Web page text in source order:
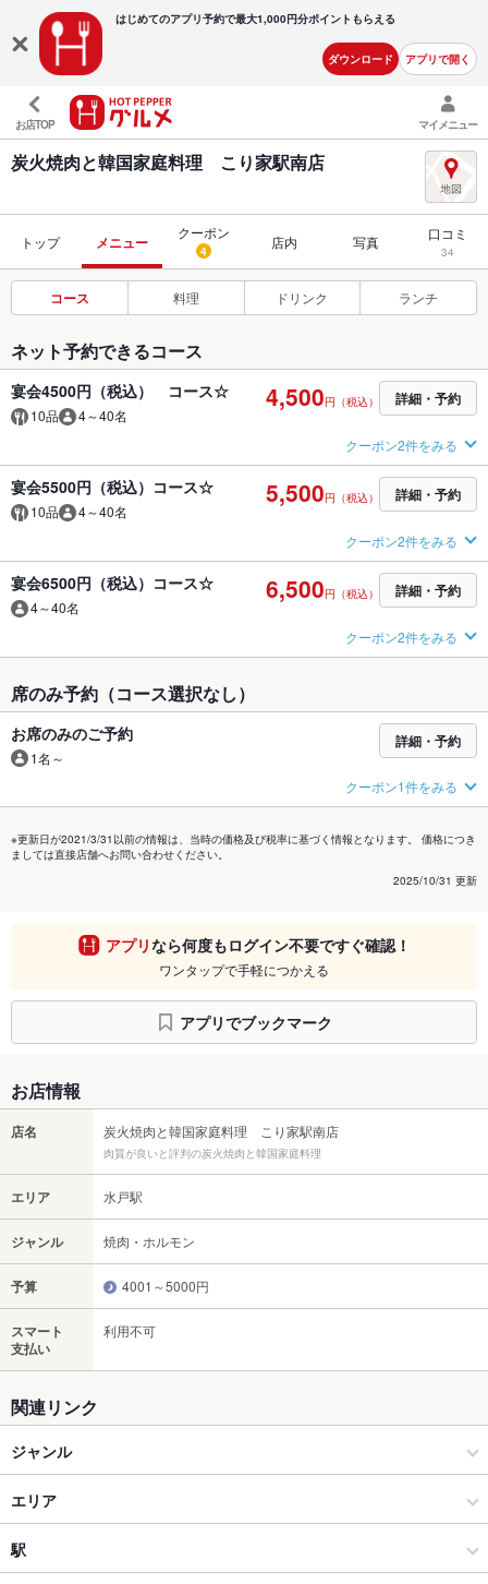
はじめてのアプリ予約で最大1,000円分ポイントもらえる
ダウンロード アプリで開く
お店TOP マイメニュー
炭火焼肉と韓国家庭料理 こり家駅南店
トップ メニュー
クーポン
4 店内 写真 口コミ
34
コース 料理 ドリンク ランチ
ネット予約できるコース
宴会4500円（税込） コース☆
10品 4～40名
4,500円（税込） 詳細・予約
クーポン2件をみる
宴会5500円（税込）コース☆
10品 4～40名
5,500円（税込） 詳細・予約
クーポン2件をみる
宴会6500円（税込）コース☆
4～40名
6,500円（税込） 詳細・予約
クーポン2件をみる
席のみ予約（コース選択なし）
お席のみのご予約
1名～
詳細・予約
クーポン1件をみる
※更新日が2021/3/31以前の情報は、当時の価格及び税率に基づく情報となります。 価格につき
ましては直接店舗へお問い合わせください。
2025/10/31 更新
アプリなら何度もログイン不要ですぐ確認！
ワンタップで手軽につかえる
アプリでブックマーク
お店情報
店名 炭火焼肉と韓国家庭料理 こり家駅南店
肉質が良いと評判の炭火焼肉と韓国家庭料理
エリア 水戸駅
ジャンル 焼肉・ホルモン
予算 4001～5000円
スマート
支払い
利用不可
関連リンク
ジャンル
焼肉・ホルモン
焼肉
エリア
水戸駅
駅